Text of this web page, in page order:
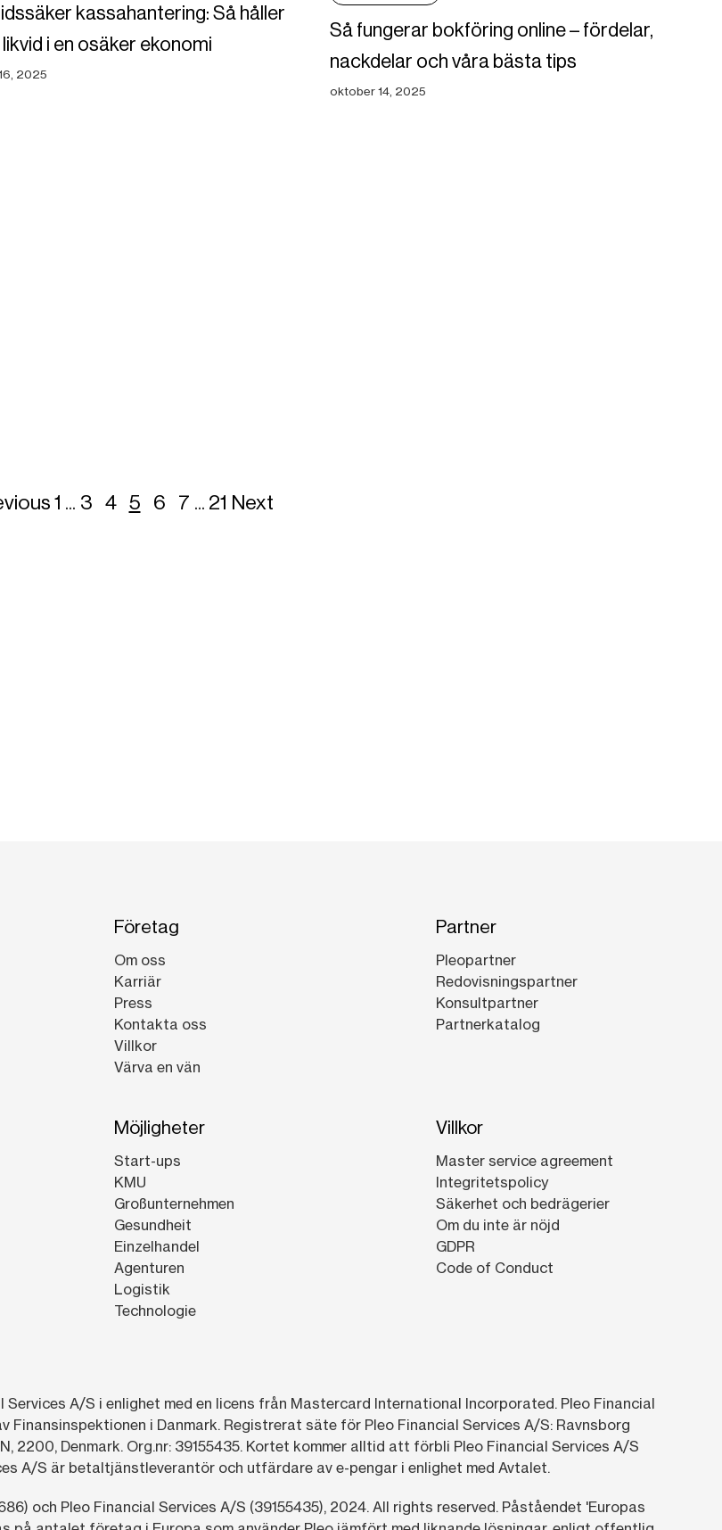
kassahantering: Så håller
likvid i en osäker ekonomi
2025
Så fungerar bokföring online – fördelar,
nackdelar och våra bästa tips
oktober 14, 2025
1 ... 3 4 5 6 7 ... 21 Next
Företag
Om oss
Karriär
Press
Kontakta oss
Villkor
Värva en vän
Partner
Pleopartner
Redovisningspartner
Konsultpartner
Partnerkatalog
Möjligheter
Start-ups
KMU
Großunternehmen
Gesundheit
Einzelhandel
Agenturen
Logistik
Technologie
Villkor
Master service agreement
Integritetspolicy
Säkerhet och bedrägerier
Om du inte är nöjd
GDPR
Code of Conduct
A/S i enlighet med en licens från Mastercard International Incorporated. Pleo Financial
Finansinspektionen i Danmark. Registrerat säte för Pleo Financial Services A/S: Ravnsborg
2200, Denmark. Org.nr: 39155435. Kortet kommer alltid att förbli Pleo Financial Services A/S
A/S är betaltjänstleverantör och utfärdare av e-pengar i enlighet med Avtalet.
och Pleo Financial Services A/S (39155435), 2024. All rights reserved. Påståendet 'Europas